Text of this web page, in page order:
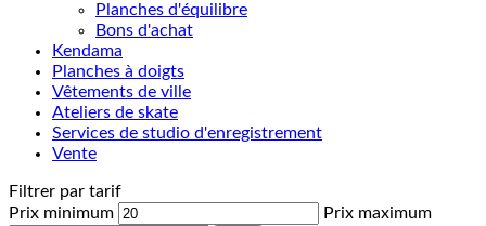
Planches d'équilibre
Bons d'achat
Kendama
Planches à doigts
Vêtements de ville
Ateliers de skate
Services de studio d'enregistrement
Vente
Filtrer par tarif
Prix minimum
Prix maximum